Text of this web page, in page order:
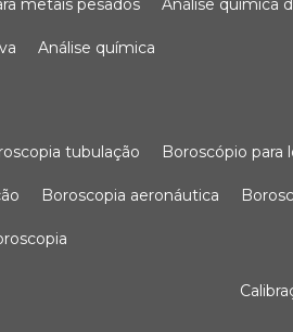
metais pesados análise química
análise química
tubulação boroscópio para
boroscopia aeronáutica